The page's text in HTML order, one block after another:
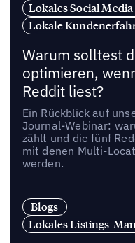
Lokales Social
Lokale
Warum solltest
optimieren,
Reddit liest?
Ein Rückblick auf
Journal-Webinar:
zählt und die fünf
mit denen Multi-
werden.
Blogs
Lokales Listings-